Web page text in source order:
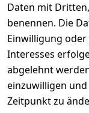
Daten mit
benennen. Die
Einwilligung
Interesses
abgelehnt
einzuwilligen
Zeitpunkt zu
Legal
Datenschutze
rklärung
Barrierefreihe